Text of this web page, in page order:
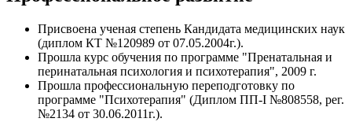
Присвоена ученая степень Кандидата медицинских наук
(диплом КТ №120989 от 07.05.2004г.).
Прошла курс обучения по программе "Пренатальная и
перинатальная психология и психотерапия", 2009 г.
Прошла профессиональную переподготовку по
программе "Психотерапия" (Диплом ПП-I №808558, рег.
№2134 от 30.06.2011г.).